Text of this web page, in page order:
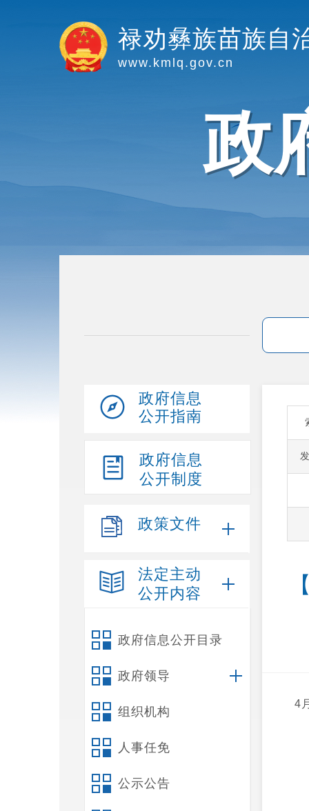
禄劝彝族苗族自
www.kmlq.gov.cn
政
政府信息
公开指南
政府信息
公开制度
政策文件
法定主动
公开内容
政府信息公开目录
政府领导
组织机构
人事任免
公示公告
4